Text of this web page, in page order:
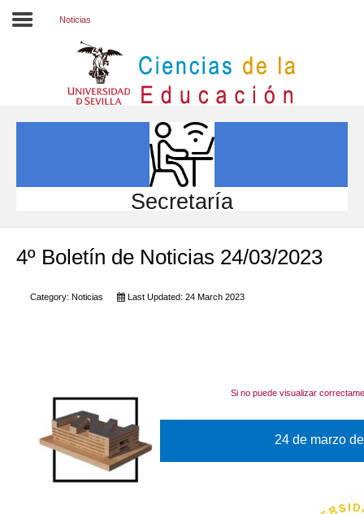
INVESTIGACIÓN
INTERNACIONAL
Directorio FCCE
Noticias
Secretaría
4º Boletín de Noticias 24/03/2023
Category: Noticias Last Updated: 24 March 2023
Si no puede visualizar
24 de marzo